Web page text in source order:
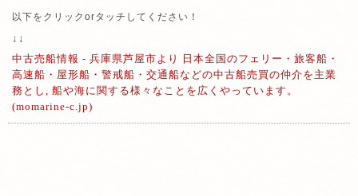
以下をクリックorタッチしてください！
↓↓
中古売船情報 - 兵庫県芦屋市より 日本全国のフェリー・旅客船・
高速船・屋形船・警戒船・交通船などの中古船売買の仲介を主業
務とし, 船や海に関する様々なことを広くやっています。
(momarine-c.jp)